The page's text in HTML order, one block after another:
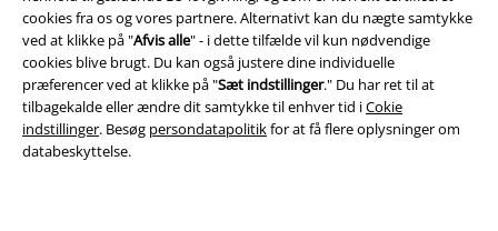
cookies fra os og vores partnere. Alternativt kan du nægte samtykke
ved at klikke på "Afvis alle" - i dette tilfælde vil kun nødvendige
cookies blive brugt. Du kan også justere dine individuelle
præferencer ved at klikke på "Sæt indstillinger." Du har ret til at
tilbagekalde eller ændre dit samtykke til enhver tid iCokie
indstillinger. Besøg persondatapolitikfor at få flere oplysninger om
databeskyttelse.
Persondatapolitik
Bortskaffelse af affald og miljøbeskyttelse
Overensstemmelseserklæring